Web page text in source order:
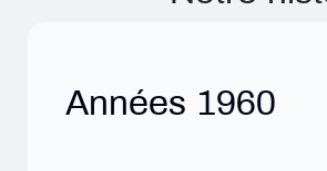
Années 1960